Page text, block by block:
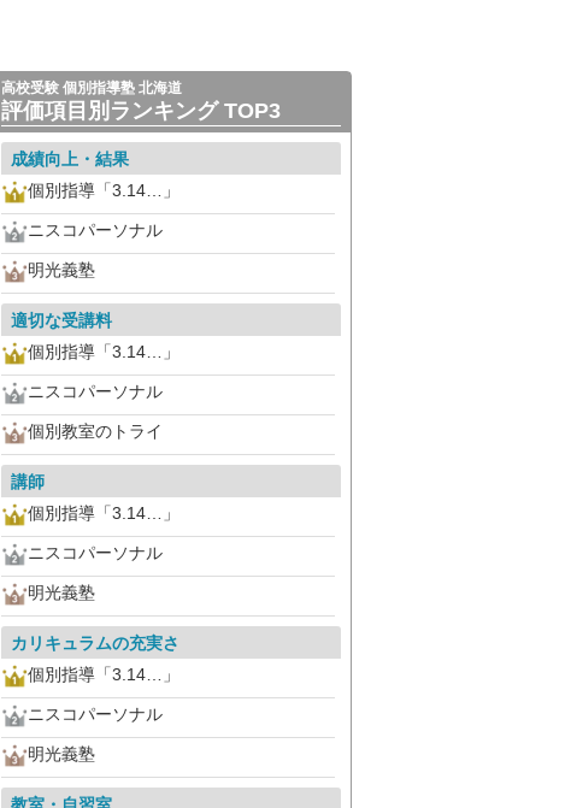
高校受験 個別指導塾 北海道
評価項目別ランキング TOP3
成績向上・結果
個別指導「3.14…」
ニスコパーソナル
明光義塾
適切な受講料
個別指導「3.14…」
ニスコパーソナル
個別教室のトライ
講師
個別指導「3.14…」
ニスコパーソナル
明光義塾
カリキュラムの充実さ
個別指導「3.14…」
ニスコパーソナル
明光義塾